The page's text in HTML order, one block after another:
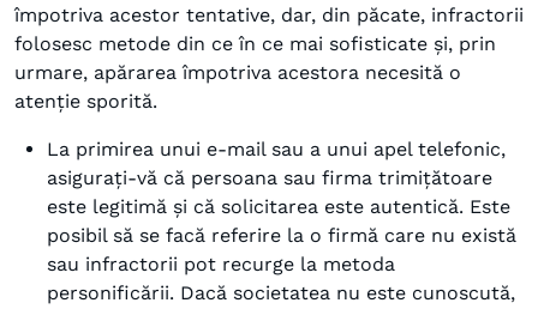
împotriva acestor tentative, dar, din păcate, infractorii
folosesc metode din ce în ce mai sofisticate și, prin
urmare, apărarea împotriva acestora necesită o
atenție sporită.
La primirea unui e-mail sau a unui apel telefonic,
asigurați-vă că persoana sau firma trimițătoare
este legitimă și că solicitarea este autentică. Este
posibil să se facă referire la o firmă care nu există
sau infractorii pot recurge la metoda
personificării. Dacă societatea nu este cunoscută,